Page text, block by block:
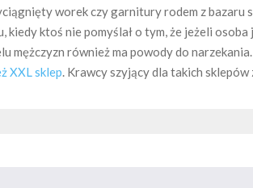
worek czy garnitury rodem z
kiedy ktoś nie pomyślał o tym, że jeżeli
mężczyzn również ma powody do
XXL sklep. Krawcy szyjący dla takich